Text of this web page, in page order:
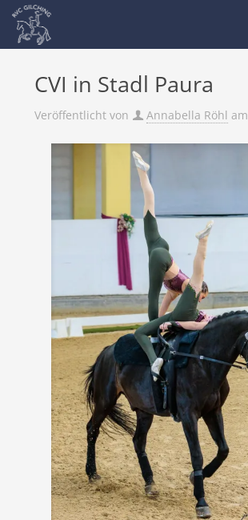
CVI in Stadl Paura
Veröffentlicht von Annabella Röhl am